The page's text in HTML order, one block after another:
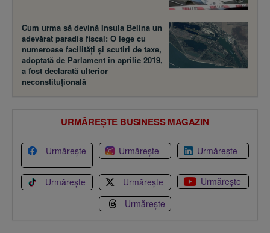
Cum urma să devină Insula Belina un
adevărat paradis fiscal: O lege cu
numeroase facilităţi şi scutiri de taxe,
adoptată de Parlament în aprilie 2019,
a fost declarată ulterior
neconstituţională
URMĂREȘTE BUSINESS MAGAZIN
Urmărește Urmărește Urmărește
Urmărește Urmărește
Urmărește
Urmărește